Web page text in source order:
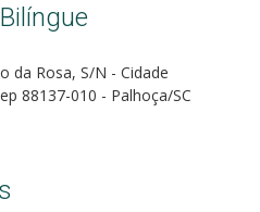
da Rosa, S/N - Cidade
88137-010 - Palhoça/SC